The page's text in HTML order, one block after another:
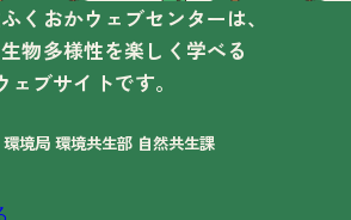
くおかウェブセンターは、
物多様性を楽しく学べる
ェブサイトです。
境局 環境共生部 自然共生課